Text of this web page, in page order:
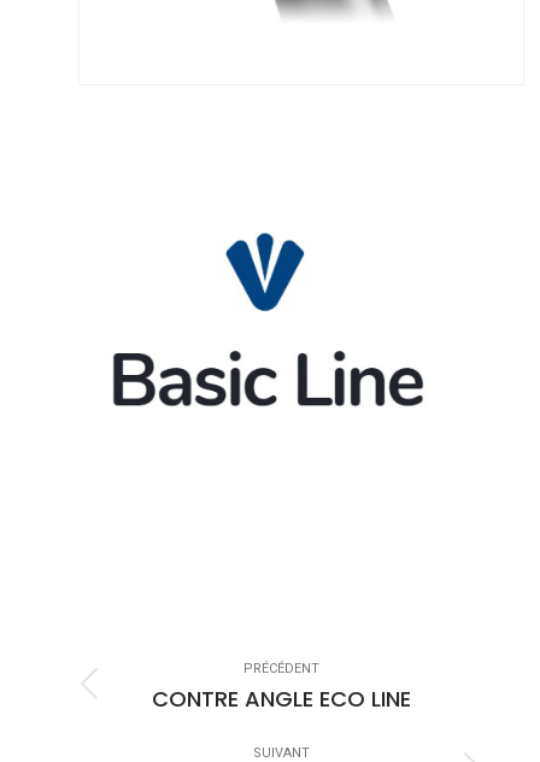
de
commentaire
PRÉCÉDENT
Onglet
CONTRE ANGLE ECO LINE
SUIVANT